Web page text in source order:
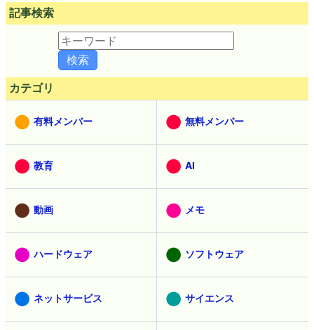
記事検索
カテゴリ
有料メンバー 無料メンバー
教育 AI
動画 メモ
ハードウェア ソフトウェア
ネットサービス サイエンス